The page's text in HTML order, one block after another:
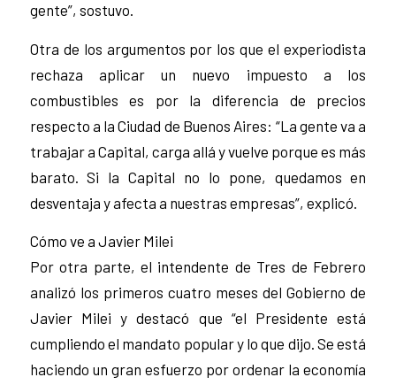
gente”, sostuvo.
Otra de los argumentos por los que el experiodista
rechaza aplicar un nuevo impuesto a los
combustibles es por la diferencia de precios
respecto a la Ciudad de Buenos Aires: “La gente va a
trabajar a Capital, carga allá y vuelve porque es más
barato. Si la Capital no lo pone, quedamos en
desventaja y afecta a nuestras empresas”, explicó.
Cómo ve a Javier Milei
Por otra parte, el intendente de Tres de Febrero
analizó los primeros cuatro meses del Gobierno de
Javier Milei y destacó que “el Presidente está
cumpliendo el mandato popular y lo que dijo. Se está
haciendo un gran esfuerzo por ordenar la economía